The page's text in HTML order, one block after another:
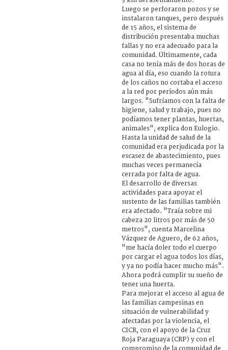
Luego se perforaron pozos y se
instalaron tanques, pero después
de 15 años, el sistema de
distribución presentaba muchas
fallas y no era adecuado para la
comunidad. Últimamente, cada
casa no tenía más de dos horas de
agua al día, eso cuando la rotura
de los caños no cortaba el acceso
a la red por períodos aún más
largos. "Sufríamos con la falta de
higiene, salud y trabajo, pues no
podíamos tener plantas, huertas,
animales", explica don Eulogio.
Hasta la unidad de salud de la
comunidad era perjudicada por la
escasez de abastecimiento, pues
muchas veces permanecía
cerrada por falta de agua.
El desarrollo de diversas
actividades para apoyar el
sustento de las familias también
era afectado. "Traía sobre mi
cabeza 20 litros por más de 50
metros", cuenta Marcelina
Vázquez de Aguero, de 62 años,
"me hacía doler todo el cuerpo
por cargar el agua todos los días,
y ya no podía hacer mucho más".
Ahora podrá cumplir su sueño de
tener una huerta.
Para mejorar el acceso al agua de
las familias campesinas en
situación de vulnerabilidad y
afectadas por la violencia, el
CICR, con el apoyo de la Cruz
Roja Paraguaya (CRP) y con el